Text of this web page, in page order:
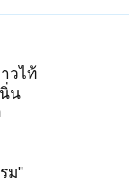
วไท้
น
ม"